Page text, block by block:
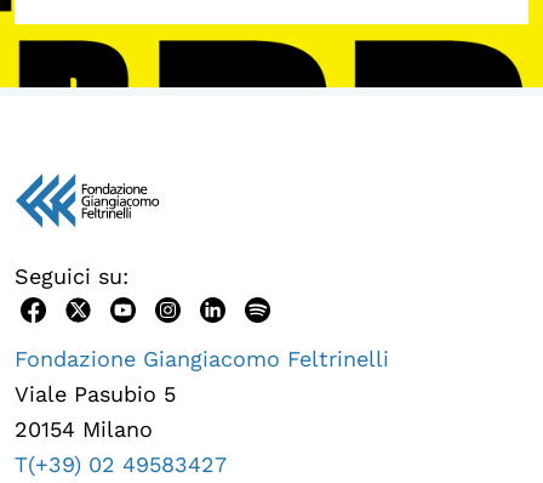
Seguici su:
Fondazione Giangiacomo Feltrinelli
Viale Pasubio 5
20154 Milano
T(+39) 02 49583427